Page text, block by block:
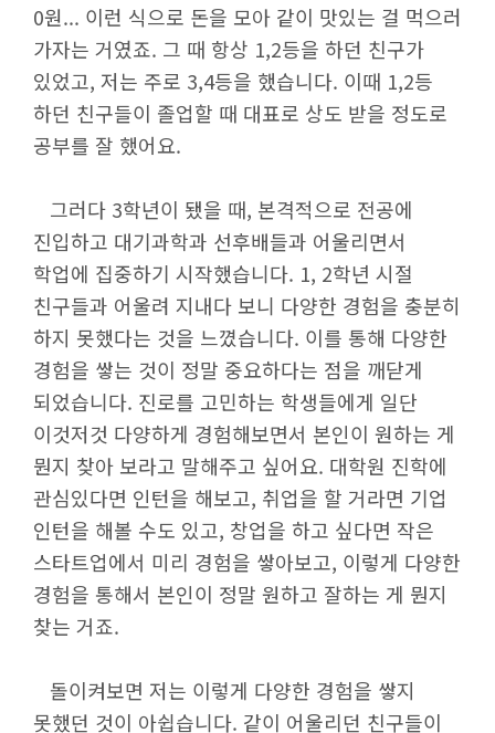
0원... 이런 식으로 돈을 모아 같이 맛있는 걸 먹으러
가자는 거였죠. 그 때 항상 1,2등을 하던 친구가
있었고, 저는 주로 3,4등을 했습니다. 이때 1,2등
하던 친구들이 졸업할 때 대표로 상도 받을 정도로
공부를 잘 했어요.
그러다 3학년이 됐을 때, 본격적으로 전공에
진입하고 대기과학과 선후배들과 어울리면서
학업에 집중하기 시작했습니다. 1, 2학년 시절
친구들과 어울려 지내다 보니 다양한 경험을 충분히
하지 못했다는 것을 느꼈습니다. 이를 통해 다양한
경험을 쌓는 것이 정말 중요하다는 점을 깨닫게
되었습니다. 진로를 고민하는 학생들에게 일단
이것저것 다양하게 경험해보면서 본인이 원하는 게
뭔지 찾아 보라고 말해주고 싶어요. 대학원 진학에
관심있다면 인턴을 해보고, 취업을 할 거라면 기업
인턴을 해볼 수도 있고, 창업을 하고 싶다면 작은
스타트업에서 미리 경험을 쌓아보고, 이렇게 다양한
경험을 통해서 본인이 정말 원하고 잘하는 게 뭔지
찾는 거죠.
돌이켜보면 저는 이렇게 다양한 경험을 쌓지
못했던 것이 아쉽습니다. 같이 어울리던 친구들이